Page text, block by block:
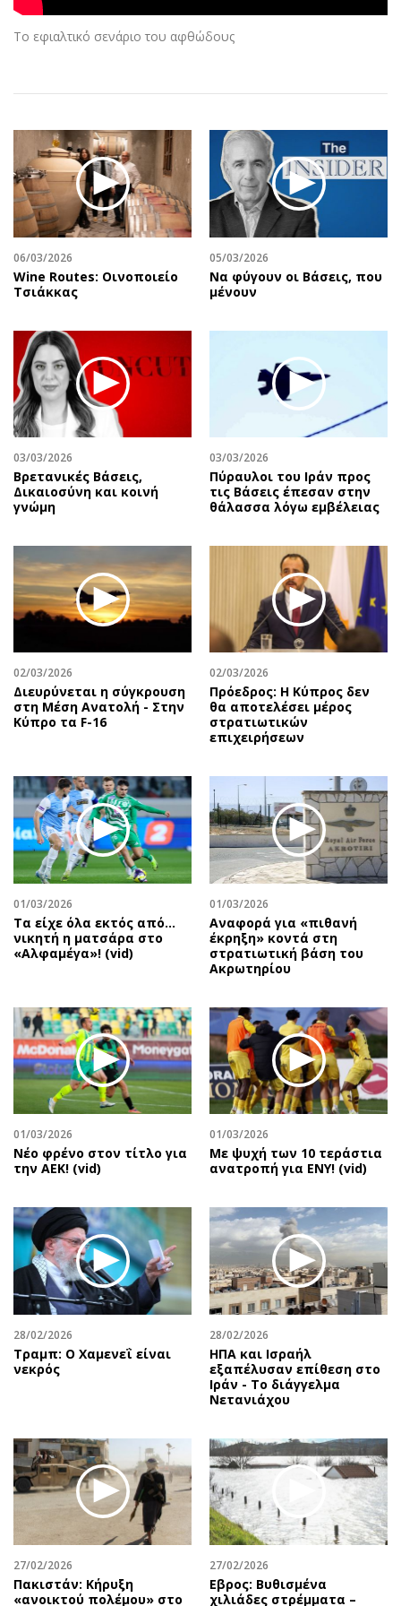
Αθλητισμός
Κύπρος
Διεθνή
Οικονομική
Οικονομία
Real Estate
Επιχειρήσεις
Αγορές
Money Review
AstroBank Properties
Trends
Ενέργεια
Ναυτιλία
Περιβάλλον
Ελλάδα
Κόσμος
Παράξενα
Πολιτισμός
Θέατρο-Χορός
Μουσική
Εικαστικά
Χειρόγραφα
Geek
Νέα
Social
Αφιερώματα
Πολιτική
Οικονομία
Γενικά
Αναδρομές
Πρόσωπα
Περιβάλλον
Good Life
Showbiz
Έξοδος
Media
Εκπομπές
Podcasts
Προσφορές
Προσωπικότητες στην ''Κ''
Επιστολές
Το εφιαλτικό σενάριο του αφθώδους
06/03/2026
Wine Routes: Οινοποιείο
Τσιάκκας
05/03/2026
Να φύγουν οι Βάσεις, που
μένουν
03/03/2026
Βρετανικές Βάσεις,
Δικαιοσύνη και κοινή
γνώμη
03/03/2026
Πύραυλοι του Ιράν προς
τις Βάσεις έπεσαν στην
θάλασσα λόγω εμβέλειας
02/03/2026
Διευρύνεται η σύγκρουση
στη Μέση Ανατολή - Στην
Κύπρο τα F-16
02/03/2026
Πρόεδρος: Η Κύπρος δεν
θα αποτελέσει μέρος
στρατιωτικών
επιχειρήσεων
01/03/2026
Τα είχε όλα εκτός από…
νικητή η ματσάρα στο
«Αλφαμέγα»! (vid)
01/03/2026
Αναφορά για «πιθανή
έκρηξη» κοντά στη
στρατιωτική βάση του
Ακρωτηρίου
01/03/2026
Νέο φρένο στον τίτλο για
την ΑΕΚ! (vid)
01/03/2026
Με ψυχή των 10 τεράστια
ανατροπή για ΕΝΥ! (vid)
28/02/2026
Τραμπ: Ο Χαμενεΐ είναι
νεκρός
28/02/2026
ΗΠΑ και Ισραήλ
εξαπέλυσαν επίθεση στο
Ιράν - Το διάγγελμα
Νετανιάχου
27/02/2026
Πακιστάν: Κήρυξη
«ανοικτού πολέμου» στο
27/02/2026
Εβρος: Βυθισμένα
χιλιάδες στρέμματα –